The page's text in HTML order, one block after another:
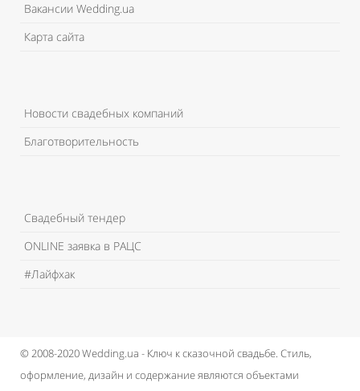
Вакансии Wedding.ua
Карта сайта
Новости свадебных компаний
Благотворительность
Свадебный тендер
ONLINE заявка в РАЦС
#Лайфхак
© 2008-2020 Wedding.ua - Ключ к сказочной свадьбе. Стиль,
оформление, дизайн и содержание являются объектами